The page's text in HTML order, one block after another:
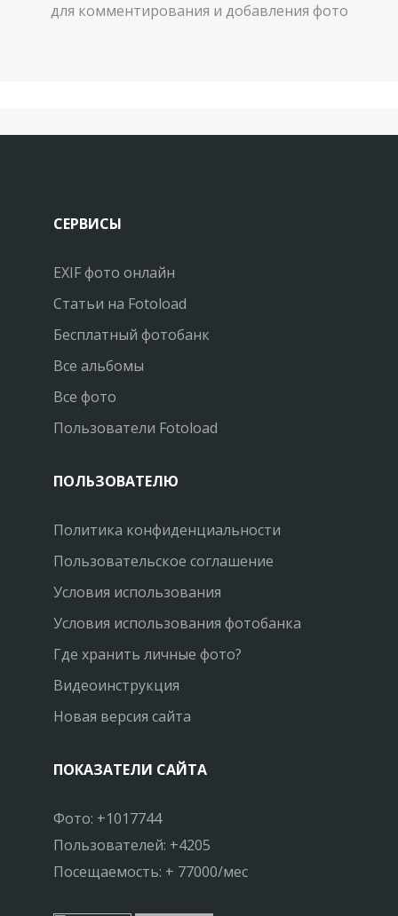
для комментирования и добавления фото
СЕРВИСЫ
EXIF фото онлайн
Статьи на Fotoload
Бесплатный фотобанк
Все альбомы
Все фото
Пользователи Fotoload
ПОЛЬЗОВАТЕЛЮ
Политика конфиденциальности
Пользовательское соглашение
Условия использования
Условия использования фотобанка
Где хранить личные фото?
Видеоинструкция
Новая версия сайта
ПОКАЗАТЕЛИ САЙТА
Фото: +1017744
Пользователей: +4205
Посещаемость: + 77000/мес